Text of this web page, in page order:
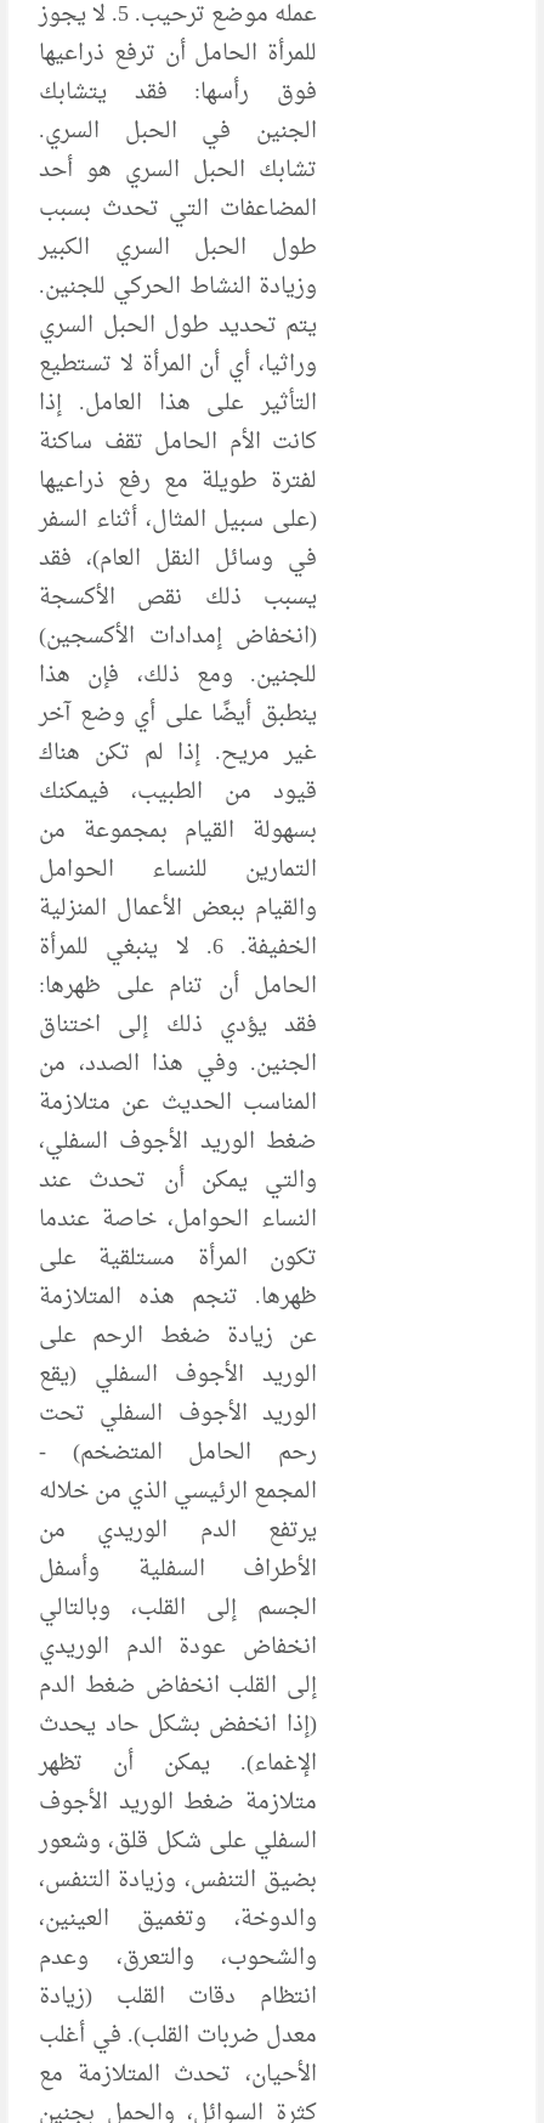
عمله موضع ترحيب. 5. لا يجوز
للمرأة الحامل أن ترفع ذراعيها
فوق رأسها: فقد يتشابك
الجنين في الحبل السري.
تشابك الحبل السري هو أحد
المضاعفات التي تحدث بسبب
طول الحبل السري الكبير
وزيادة النشاط الحركي للجنين.
يتم تحديد طول الحبل السري
وراثيا، أي أن المرأة لا تستطيع
التأثير على هذا العامل. إذا
كانت الأم الحامل تقف ساكنة
لفترة طويلة مع رفع ذراعيها
(على سبيل المثال، أثناء السفر
في وسائل النقل العام)، فقد
يسبب ذلك نقص الأكسجة
(انخفاض إمدادات الأكسجين)
للجنين. ومع ذلك، فإن هذا
ينطبق أيضًا على أي وضع آخر
غير مريح. إذا لم تكن هناك
قيود من الطبيب، فيمكنك
بسهولة القيام بمجموعة من
التمارين للنساء الحوامل
والقيام ببعض الأعمال المنزلية
الخفيفة. 6. لا ينبغي للمرأة
الحامل أن تنام على ظهرها:
فقد يؤدي ذلك إلى اختناق
الجنين. وفي هذا الصدد، من
المناسب الحديث عن متلازمة
ضغط الوريد الأجوف السفلي،
والتي يمكن أن تحدث عند
النساء الحوامل، خاصة عندما
تكون المرأة مستلقية على
ظهرها. تنجم هذه المتلازمة
عن زيادة ضغط الرحم على
الوريد الأجوف السفلي (يقع
الوريد الأجوف السفلي تحت
رحم الحامل المتضخم) -
المجمع الرئيسي الذي من خلاله
يرتفع الدم الوريدي من
الأطراف السفلية وأسفل
الجسم إلى القلب، وبالتالي
انخفاض عودة الدم الوريدي
إلى القلب انخفاض ضغط الدم
(إذا انخفض بشكل حاد يحدث
الإغماء). يمكن أن تظهر
متلازمة ضغط الوريد الأجوف
السفلي على شكل قلق، وشعور
بضيق التنفس، وزيادة التنفس،
والدوخة، وتغميق العينين،
والشحوب، والتعرق، وعدم
انتظام دقات القلب (زيادة
معدل ضربات القلب). في أغلب
الأحيان، تحدث المتلازمة مع
كثرة السوائل، والحمل بجنين